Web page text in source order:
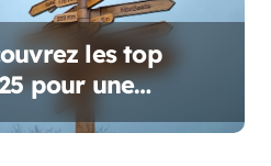
les top
pour une